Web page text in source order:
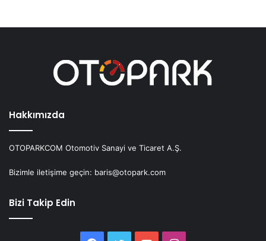
Hakkımızda
OTOPARKCOM Otomotiv Sanayi ve Ticaret A.Ş.
Bizimle iletişime geçin: baris@otopark.com
Bizi Takip Edin